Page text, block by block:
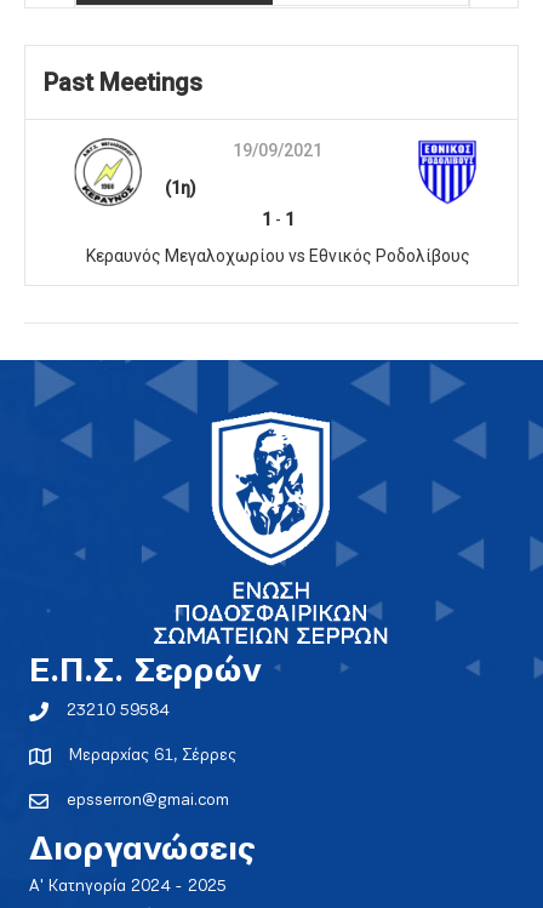
Past Meetings
19/09/2021
(1η)
1 - 1
Κεραυνός Μεγαλοχωρίου vs Εθνικός Ροδολίβους
E.Π.Σ. Σερρών
23210 59584
Μεραρχίας 61, Σέρρες
epsserron@gmai.com
Διοργανώσεις
Α' Κατηγορία 2024 - 2025